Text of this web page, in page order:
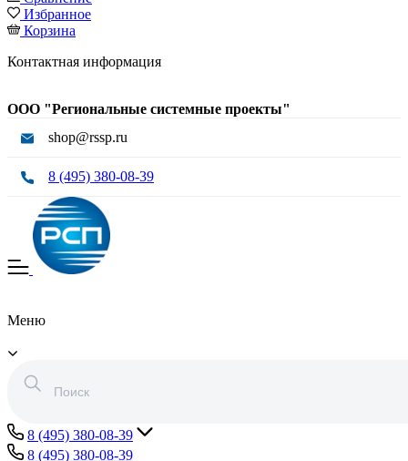
Избранное
Корзина
Контактная информация
ООО "Региональные системные проекты"
shop@rssp.ru
8 (495) 380-08-39
Меню
8 (495) 380-08-39
8 (495) 380-08-39